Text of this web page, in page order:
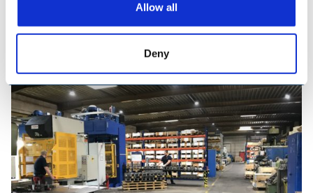
Allow all
Deny
ESI EUROSILO